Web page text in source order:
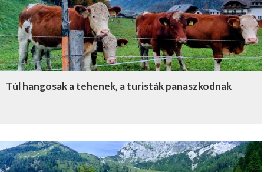
Túl hangosak a tehenek, a turisták panaszkodnak